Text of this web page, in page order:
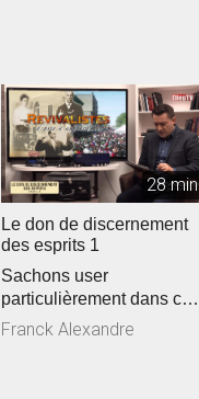
28 min
Le don de discernement
des esprits 1
Sachons user
particulièrement dans ces
temps, de discernement
Franck Alexandre